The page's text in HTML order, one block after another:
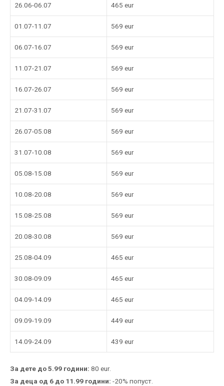
26.06-06.07 465 eur
01.07-11.07 569 eur
06.07-16.07 569 eur
11.07-21.07 569 eur
16.07-26.07 569 eur
21.07-31.07 569 eur
26.07-05.08 569 eur
31.07-10.08 569 eur
05.08-15.08 569 eur
10.08-20.08 569 eur
15.08-25.08 569 eur
20.08-30.08 569 eur
25.08-04.09 465 eur
30.08-09.09 465 eur
04.09-14.09 465 eur
09.09-19.09 449 eur
14.09-24.09 439 eur
За дете до 5.99 години: 80 eur.
За деца од 6 до 11.99 години: -20% попуст.